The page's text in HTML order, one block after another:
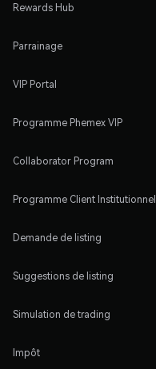
Rewards Hub
Parrainage
VIP Portal
Programme Phemex VIP
Collaborator Program
Programme Client Institutionnel
Demande de listing
Suggestions de listing
Simulation de trading
Impôt